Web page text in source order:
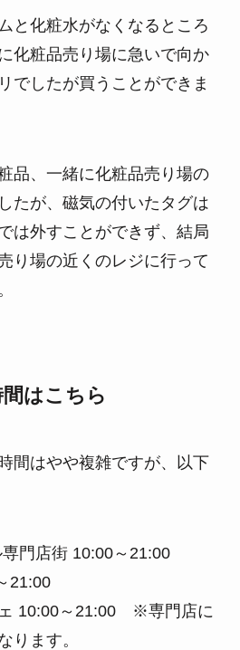
と化粧水がなくなるところ
化粧品売り場に急いで向か
でしたが買うことができま
品、一緒に化粧品売り場の
たが、磁気の付いたタグは
は外すことができず、結局
り場の近くのレジに行って
はこちら
間はやや複雑ですが、以下
門店街 10:00～21:00
21:00
10:00～21:00 ※専門店に
ります。